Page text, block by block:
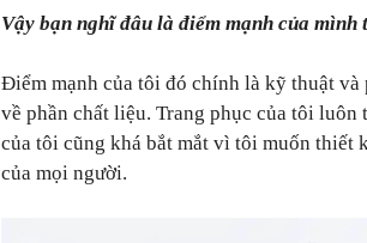
Vậy bạn nghĩ đâu là điểm mạnh của mình
Điểm mạnh của tôi đó chính là kỹ thuật và
về phần chất liệu. Trang phục của tôi
của tôi cũng khá bắt mắt vì tôi muốn thiết
của mọi người.